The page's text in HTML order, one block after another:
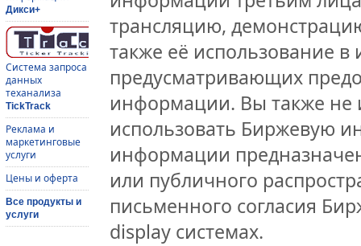
Дикси+
Система запроса
данных
теханализа
TickTrack
Реклама и
маркетинговые
услуги
Цены и оферта
Все продукты и
услуги
трансляцию,
также её использование
предусматривающих
информации. Вы также не
использовать Биржевую
информации
или публичного
письменного согласия
display системах.